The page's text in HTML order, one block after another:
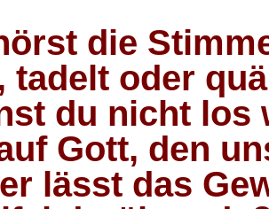
die
tadelt oder
du nicht los
Gott, den
lässt das